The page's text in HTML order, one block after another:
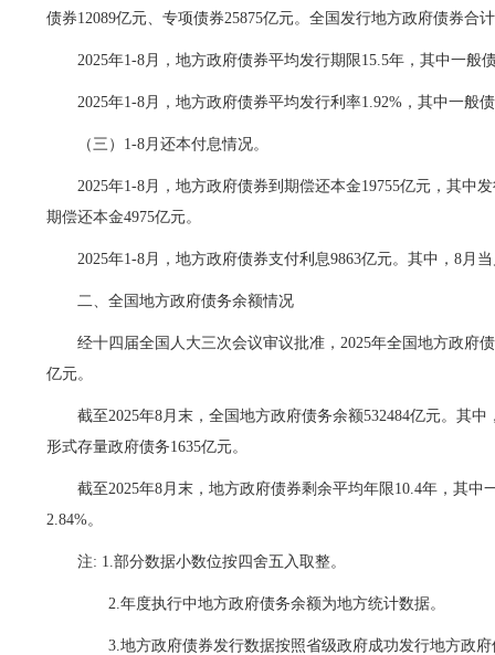
债券12089亿元、专项债券25875亿元。全国发行地方政府债券合
2025年1-8月，地方政府债券平均发行期限15.5年，其中一般
2025年1-8月，地方政府债券平均发行利率1.92%，其中一般
（三 ） 1-8月还本付息情况。
2025年1-8月
，地方政府债券到期偿还本金19755亿元，其中
期偿还本金4975亿元。
2025年1-8月 ，地方政府债券支付利息9863亿元。其中，8月
二、全国地方政府债务余额情况
经十四届全国人大三次会议审议批准，2025年全国地方政府
亿元。
截至2025年8月末，全国地方政府债务余额532484亿元。其中
形式存量政府债务1635亿元。
截至2025年8月末，地方政府债券剩余平均年限10.4年，其中
2.84%。
注: 1.部分数据小数位按四舍五入取整。
2.年度执行中地方政府债务余额为地方统计数据。
3.地方政府债券发行数据按照省级政府成功发行地方政府